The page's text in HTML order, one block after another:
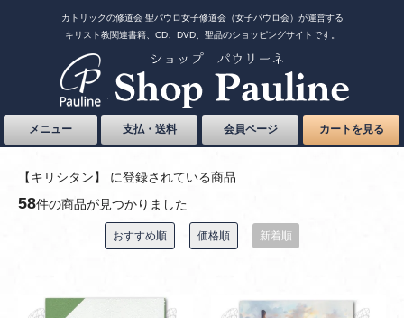
カトリックの修道会 聖パウロ女子修道会（女子パウロ会）が運営する
キリスト教関連書籍、CD、DVD、聖品のショッピングサイトです。
メニュー 支払・送料 会員ページ カートを見る
【キリシタン】 に登録されている商品
58件の商品が見つかりました
おすすめ順 価格順 新着順